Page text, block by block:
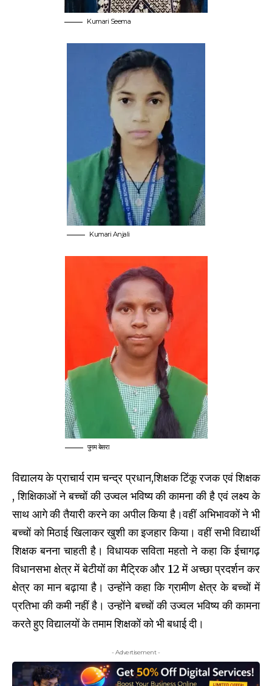
Kumari Seema
Kumari Anjali
पुनम बेसरा
विद्यालय के प्राचार्य राम चन्द्र प्रधान,शिक्षक टिंकू रजक एवं शिक्षक
, शिक्षिकाओं ने बच्चों की उज्वल भविष्य की कामना की है एवं लक्ष्य के
साथ आगे की तैयारी करने का अपील किया है।वहीं अभिभावकों ने भी
बच्चों को मिठाई खिलाकर खुशी का इजहार किया। वहीं सभी विद्यार्थी
शिक्षक बनना चाहती है। विधायक सविता महतो ने कहा कि ईचागढ़
विधानसभा क्षेत्र में बेटीयों का मैट्रिक और 12 में अच्छा प्रदर्शन कर
क्षेत्र का मान बढ़ाया है। उन्होंने कहा कि ग्रामीण क्षेत्र के बच्चों में
प्रतिभा की कमी नहीं है। उन्होंने बच्चों की उज्वल भविष्य की कामना
करते हुए विद्यालयों के तमाम शिक्षकों को भी बधाई दी।
- Advertisement -